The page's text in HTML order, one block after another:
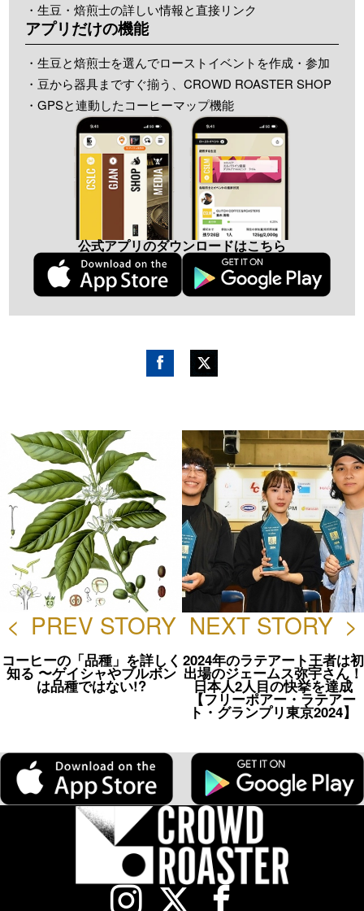
・生豆・焙煎士の詳しい情報と直接リンク
アプリだけの機能
・生豆と焙煎士を選んでローストイベントを作成・参加
・豆から器具まですぐ揃う、CROWD ROASTER SHOP
・GPSと連動したコーヒーマップ機能
公式アプリのダウンロードはこちら
< PREV STORY
コーヒーの「品種」を詳しく
知る 〜ゲイシャやブルボン
は品種ではない!?
NEXT STORY >
2024年のラテアート王者は初
出場のジェームス弥宇さん！
日本人2人目の快挙を達成
【フリーポアー・ラテアー
ト・グランプリ東京2024】